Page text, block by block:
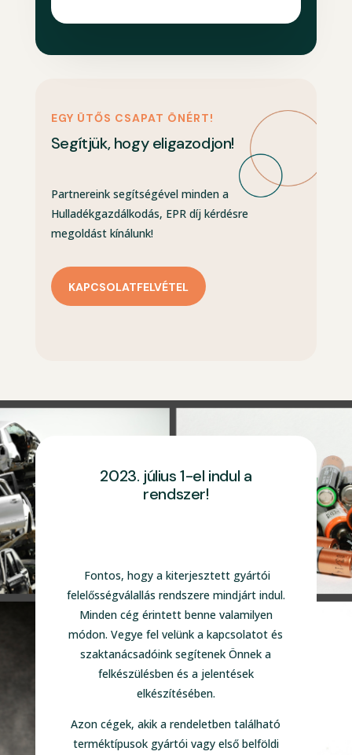
EGY ÜTŐS CSAPAT ÖNÉRT!
Segítjük, hogy eligazodjon!
Partnereink segítségével minden a
Hulladékgazdálkodás, EPR díj kérdésre
megoldást kínálunk!
KAPCSOLATFELVÉTEL
2023. július 1-el indul a
rendszer!
Fontos, hogy a kiterjesztett gyártói
felelősségválallás rendszere mindjárt indul.
Minden cég érintett benne valamilyen
módon. Vegye fel velünk a kapcsolatot és
szaktanácsadóink segítenek Önnek a
felkészülésben és a jelentések
elkészítésében.
Azon cégek, akik a rendeletben található
terméktípusok gyártói vagy első belföldi